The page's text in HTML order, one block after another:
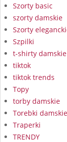
Szorty basic
szorty damskie
Szorty
Szpilki
t-shirty damskie
tiktok
tiktok trends
Topy
torby damskie
Torebki damskie
Traperki
TRENDY